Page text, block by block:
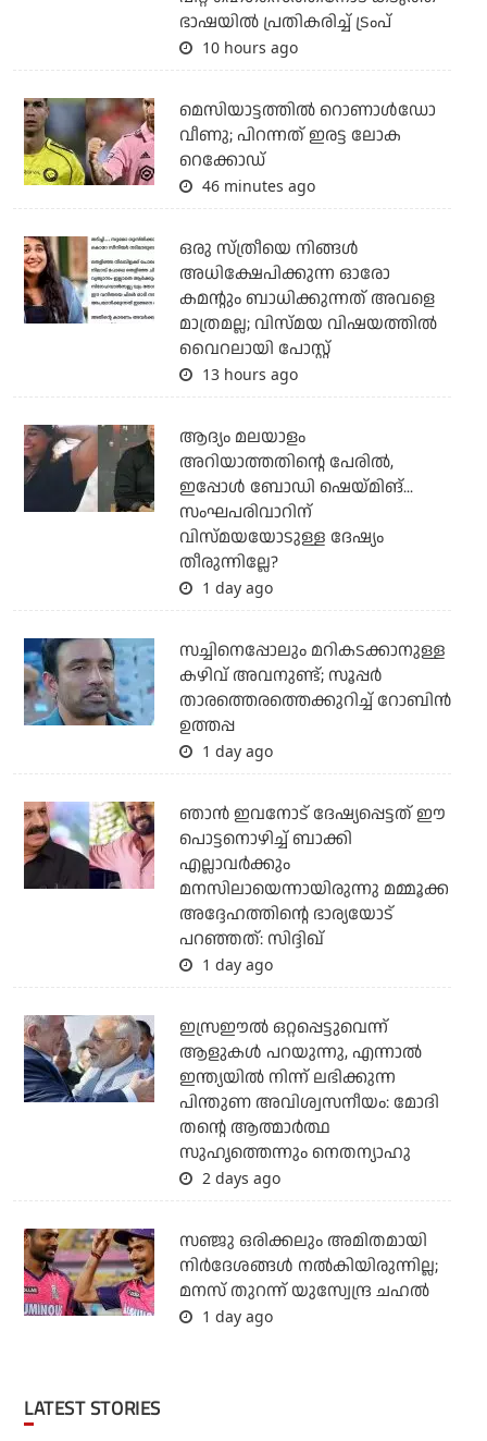
ഭാഷയില്‍ പ്രതികരിച്ച് ട്രംപ്
10 hours ago
മെസിയാട്ടത്തില്‍ റൊണാള്‍ഡോ
വീണു; പിറന്നത് ഇരട്ട ലോക
റെക്കോഡ്
46 minutes ago
ഒരു സ്ത്രീയെ നിങ്ങള്‍
അധിക്ഷേപിക്കുന്ന ഓരോ
കമന്റും ബാധിക്കുന്നത് അവളെ
മാത്രമല്ല; വിസ്മയ വിഷയത്തില്‍
വൈറലായി പോസ്റ്റ്
13 hours ago
ആദ്യം മലയാളം
അറിയാത്തതിന്റെ പേരില്‍,
ഇപ്പോള്‍ ബോഡി ഷെയ്മിങ്...
സംഘപരിവാറിന്
വിസ്മയയോടുള്ള ദേഷ്യം
തീരുന്നില്ലേ?
1 day ago
സച്ചിനെപ്പോലും മറികടക്കാനുള്ള
കഴിവ് അവനുണ്ട്; സൂപ്പര്‍
താരത്തെരത്തെക്കുറിച്ച് റോബിന്‍
ഉത്തപ്പ
1 day ago
ഞാന്‍ ഇവനോട് ദേഷ്യപ്പെട്ടത് ഈ
പൊട്ടനൊഴിച്ച് ബാക്കി
എല്ലാവര്‍ക്കും
മനസിലായെന്നായിരുന്നു മമ്മൂക്ക
അദ്ദേഹത്തിന്റെ ഭാര്യയോട്
പറഞ്ഞത്: സിദ്ദിഖ്
1 day ago
ഇസ്രഈല്‍ ഒറ്റപ്പെട്ടുവെന്ന്
ആളുകള്‍ പറയുന്നു, എന്നാല്‍
ഇന്ത്യയില്‍ നിന്ന് ലഭിക്കുന്ന
പിന്തുണ അവിശ്വസനീയം: മോദി
തന്റെ ആത്മാര്‍ത്ഥ
സുഹൃത്തെന്നും നെതന്യാഹു
2 days ago
സഞ്ജു ഒരിക്കലും അമിതമായി
നിര്‍ദേശങ്ങള്‍ നല്‍കിയിരുന്നില്ല;
മനസ് തുറന്ന് യുസ്വേന്ദ്ര ചഹല്‍
1 day ago
LATEST STORIES